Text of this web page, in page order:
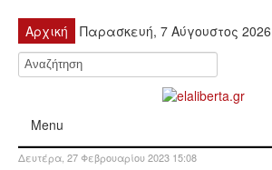
Αρχική Παρασκευή, 7 Αύγουστος 2026
Menu
Δευτέρα, 27 Φεβρουαρίου 2023 15:08